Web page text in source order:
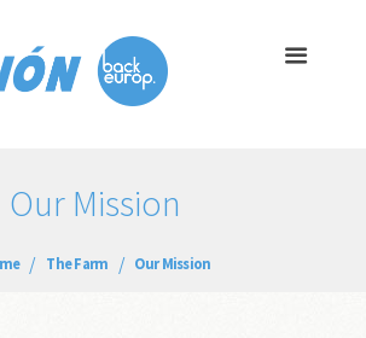
Our Mission
The Farm Our Mission